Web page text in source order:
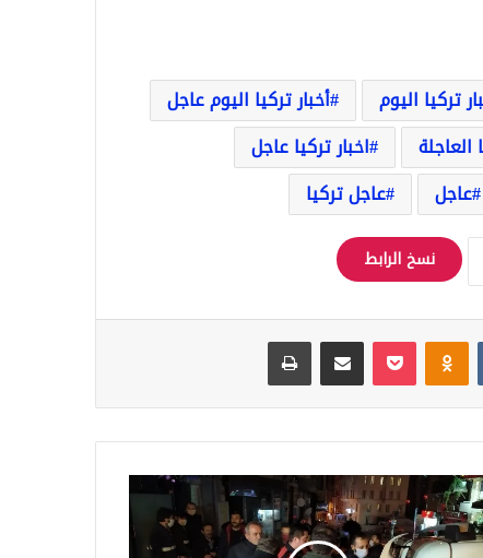
تركيا اليوم
أخبار تركيا اليوم عاجل
العاجلة
اخبار تركيا عاجل
عاجل عاجل تركيا
نسخ الرابط
Odnoklassniki
‫Pocket مشاركة عبر البريد طباعة